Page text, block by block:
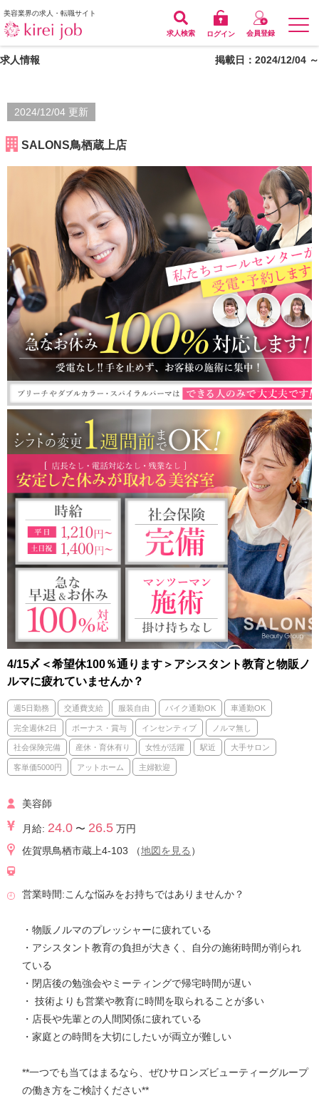
美容業界の求人・転職サイト
求人検索 ログイン 会員登録
求人情報 掲載日：2024/12/04 ～
2024/12/04 更新
SALONS鳥栖蔵上店
4/15〆＜希望休100％通ります＞アシスタント教育と物販ノ
ルマに疲れていませんか？
週5日勤務 交通費支給 服装自由 バイク通勤OK 車通勤OK
完全週休2日 ボーナス・賞与 インセンティブ ノルマ無し
社会保険完備 産休・育休有り 女性が活躍 駅近 大手サロン
客単価5000円 アットホーム 主婦歓迎
美容師
月給: 24.0 〜 26.5 万円
佐賀県鳥栖市蔵上4-103 （地図を見る ）
営業時間:こんな悩みをお持ちではありませんか？
・物販ノルマのプレッシャーに疲れている
・アシスタント教育の負担が大きく、自分の施術時間が削られ
ている
・閉店後の勉強会やミーティングで帰宅時間が遅い
・ 技術よりも営業や教育に時間を取られることが多い
・店長や先輩との人間関係に疲れている
・家庭との時間を大切にしたいが両立が難しい
**一つでも当てはまるなら、ぜひサロンズビューティーグループ
の働き方をご検討ください**